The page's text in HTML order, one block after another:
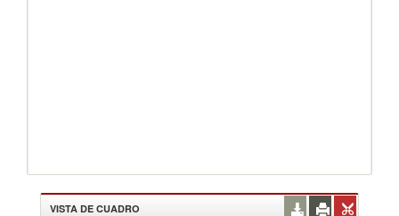
VISTA DE CUADRO